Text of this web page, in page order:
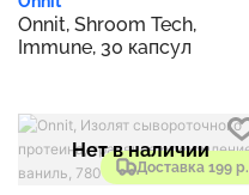
Onnit, Shroom Tech,
Immune, 30 капсул
Доставка 199 р.
Нет в наличии